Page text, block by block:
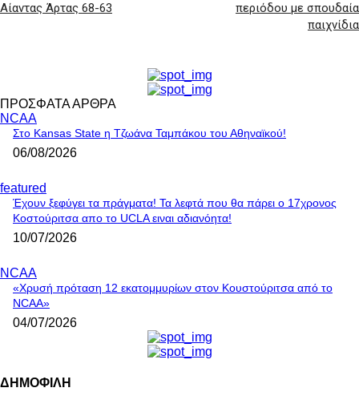
Αίαντας Άρτας 68-63
περιόδου με σπουδαία
παιχνίδια
ΠΡΟΣΦΑΤΑ ΑΡΘΡΑ
NCAA
Στο Kansas State η Τζωάνα Ταμπάκου του Αθηναϊκού!
06/08/2026
featured
Έχουν ξεφύγει τα πράγματα! Τα λεφτά που θα πάρει ο 17χρονος
Κοστούριτσα απο το UCLA ειναι αδιανόητα!
10/07/2026
NCAA
«Χρυσή πρόταση 12 εκατομμυρίων στον Κουστούριτσα από το
NCAA»
04/07/2026
ΔΗΜΟΦΙΛΗ